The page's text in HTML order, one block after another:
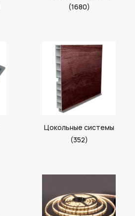
(1680)
Цокольные системы
(352)